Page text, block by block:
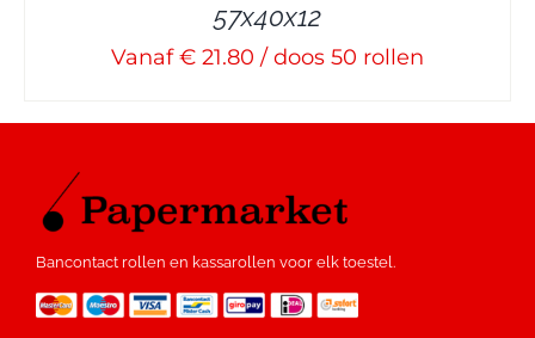
57x40x12
Vanaf € 21.80 / doos 50 rollen
Bancontact rollen en kassarollen voor elk toestel.